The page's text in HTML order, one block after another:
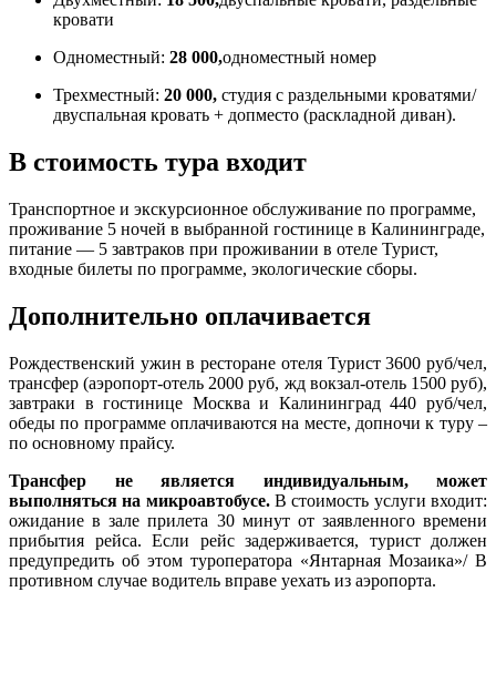
кровати
Одноместный: 28 000,одноместный номер
Трехместный: 20 000, студия с раздельными кроватями/
двуспальная кровать + допместо (раскладной диван).
В стоимость тура входит
Транспортное и экскурсионное обслуживание по программе,
проживание 5 ночей в выбранной гостинице в Калининграде,
питание — 5 завтраков при проживании в отеле Турист,
входные билеты по программе, экологические сборы.
Дополнительно оплачивается
Рождественский ужин в ресторане отеля Турист 3600 руб/чел,
трансфер (аэропорт-отель 2000 руб, жд вокзал-отель 1500 руб),
завтраки в гостинице Москва и Калининград 440 руб/чел,
обеды по программе оплачиваются на месте, допночи к туру –
по основному прайсу.
Трансфер не является индивидуальным, может
выполняться на микроавтобусе.В стоимость услуги входит:
ожидание в зале прилета 30 минут от заявленного времени
прибытия рейса. Если рейс задерживается, турист должен
предупредить об этом туроператора «Янтарная Мозаика»/ В
противном случае водитель вправе уехать из аэропорта.